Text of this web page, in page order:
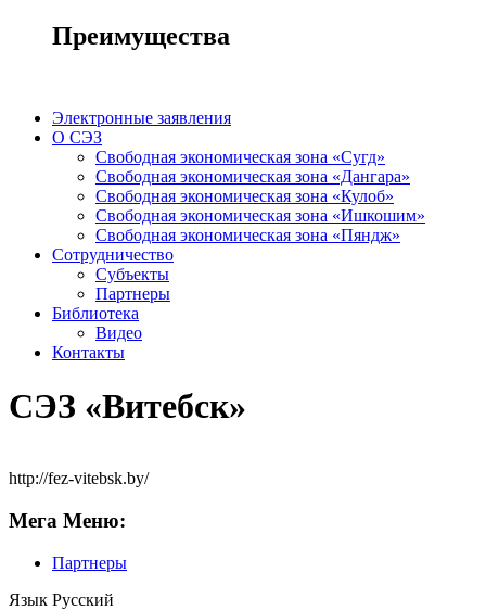
Преимущества
Электронные заявления
О СЭЗ
Свободная экономическая зона «Сугд»
Свободная экономическая зона «Дангара»
Свободная экономическая зона «Кулоб»
Свободная экономическая зона «Ишкошим»
Свободная экономическая зона «Пяндж»
Сотрудничество
Субъекты
Партнеры
Библиотека
Видео
Контакты
СЭЗ «Витебск»
http://fez-vitebsk.by/
Мега Меню:
Партнеры
Язык Русский